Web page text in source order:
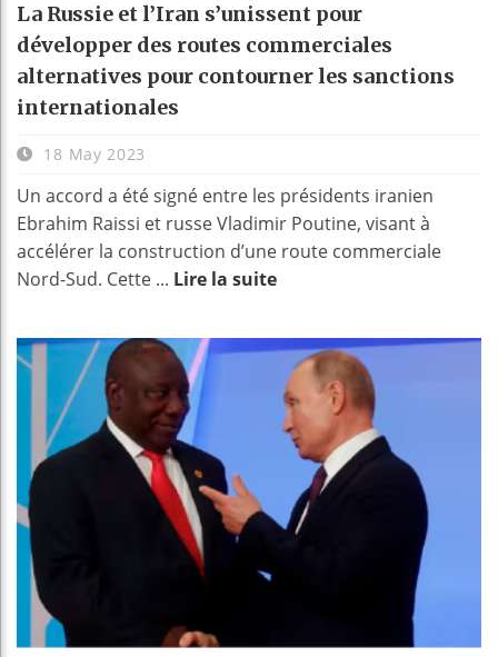
La Russie et l’Iran s’unissent pour
développer des routes commerciales
alternatives pour contourner les sanctions
internationales
18 May 2023
Un accord a été signé entre les présidents iranien
Ebrahim Raissi et russe Vladimir Poutine, visant à
accélérer la construction d’une route commerciale
Nord-Sud. Cette ... Lire la suite